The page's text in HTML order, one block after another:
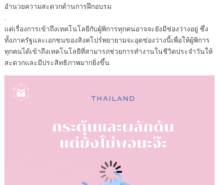
อำนวยความสะดวกด้านการฝึกอบรม
.
แต่เรื่องการเข้าถึงเทคโนโลยีกับผู้พิการทุกคนอาจจะยังมีช่องว่างอยู่ ซึ่ง
ทั้งภาครัฐและเอกชนของสิงคโปร์พยายามจะอุดช่องว่างนี้เพื่อให้ผู้พิการ
ทุกคนได้เข้าถึงเทคโนโลยีที่สามารถช่วยการทำงานในชีวิตประจำวันให้
สะดวกและมีประสิทธิภาพมากยิ่งขึ้น